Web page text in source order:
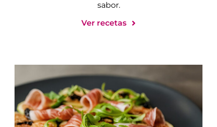
sabor.
Ver recetas